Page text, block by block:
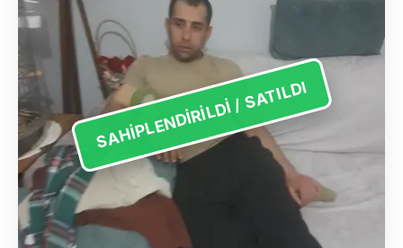
SAHIPLENDIRILDI / SATILDI